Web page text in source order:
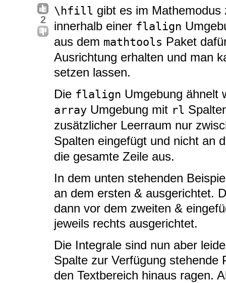
2
\hfill gibt es im
innerhalb einer flalign
aus dem mathtools Paket
Ausrichtung erhalten und man
setzen lassen.
Die flalign Umgebung ähnelt
array Umgebung mit rl
zusätzlicher Leerraum nur
Spalten eingefügt und nicht an
die gesamte Zeile aus.
In dem unten stehenden
an dem ersten & ausgerichtet.
dann vor dem zweiten &
jeweils rechts ausgerichtet.
Die Integrale sind nun aber
Spalte zur Verfügung stehende
den Textbereich hinaus ragen.